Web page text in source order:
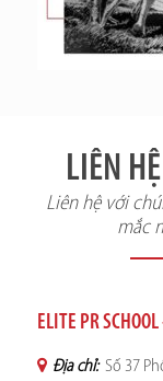
LIÊN
Liên hệ với
mắc
ELITE PR
Địa chỉ: Số 37